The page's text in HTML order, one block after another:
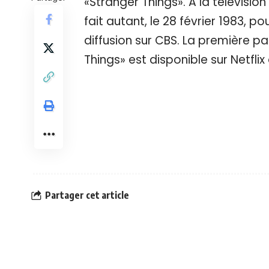
fait autant, le 28 février 1983,
diffusion sur CBS. La première
Things» est disponible sur
Partager cet article